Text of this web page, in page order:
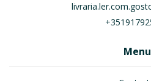
Menu